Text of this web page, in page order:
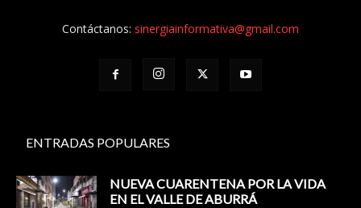
Contáctanos: sinergiainformativa@gmail.com
ENTRADAS POPULARES
NUEVA CUARENTENA POR LA VIDA
EN EL VALLE DE ABURRÁ